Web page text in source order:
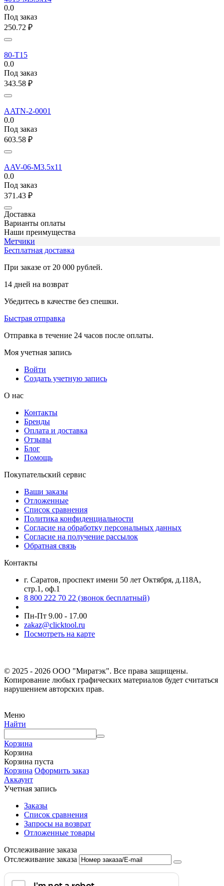
0.0
Под заказ
250.72 ₽
80-T15
0.0
Под заказ
343.58 ₽
AATN-2-0001
0.0
Под заказ
603.58 ₽
AAV-06-M3.5x11
0.0
Под заказ
371.43 ₽
Доставка
Варианты оплаты
Наши преимущества
Метчики
Бесплатная доставка
При заказе от 20 000 рублей.
14 дней на возврат
Убедитесь в качестве без спешки.
Быстрая отправка
Отправка в течение 24 часов после оплаты.
Моя учетная запись
Войти
Создать учетную запись
О нас
Контакты
Бренды
Оплата и доставка
Отзывы
Блог
Помощь
Покупательский сервис
Ваши заказы
Отложенные
Список сравнения
Политика конфиденциальности
Согласие на обработку персональных данных
Согласие на получение рассылок
Обратная связь
Контакты
г. Саратов, проспект имени 50 лет Октября, д.118А,
стр.1, оф.1
8 800 222 70 22 (звонок бесплатный)
Пн-Пт 9.00 - 17.00
zakaz@clicktool.ru
Посмотреть на карте
© 2025 - 2026 ООО "Миратэк". Все права защищены.
Копирование любых графических материалов будет считаться
нарушением авторских прав.
Меню
Найти
Корзина
Корзина
Корзина пуста
Корзина Оформить заказ
Аккаунт
Учетная запись
Заказы
Список сравнения
Запросы на возврат
Отложенные товары
Отслеживание заказа
Отслеживание заказа